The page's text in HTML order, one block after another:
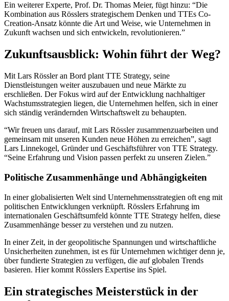
Ein weiterer Experte, Prof. Dr. Thomas Meier, fügt hinzu: “Die
Kombination aus Rösslers strategischem Denken und TTEs Co-
Creation-Ansatz könnte die Art und Weise, wie Unternehmen in
Zukunft wachsen und sich entwickeln, revolutionieren.”
Zukunftsausblick: Wohin führt der Weg?
Mit Lars Rössler an Bord plant TTE Strategy, seine
Dienstleistungen weiter auszubauen und neue Märkte zu
erschließen. Der Fokus wird auf der Entwicklung nachhaltiger
Wachstumsstrategien liegen, die Unternehmen helfen, sich in einer
sich ständig verändernden Wirtschaftswelt zu behaupten.
“Wir freuen uns darauf, mit Lars Rössler zusammenzuarbeiten und
gemeinsam mit unseren Kunden neue Höhen zu erreichen”, sagt
Lars Linnekogel, Gründer und Geschäftsführer von TTE Strategy.
“Seine Erfahrung und Vision passen perfekt zu unseren Zielen.”
Politische Zusammenhänge und Abhängigkeiten
In einer globalisierten Welt sind Unternehmensstrategien oft eng mit
politischen Entwicklungen verknüpft. Rösslers Erfahrung im
internationalen Geschäftsumfeld könnte TTE Strategy helfen, diese
Zusammenhänge besser zu verstehen und zu nutzen.
In einer Zeit, in der geopolitische Spannungen und wirtschaftliche
Unsicherheiten zunehmen, ist es für Unternehmen wichtiger denn je,
über fundierte Strategien zu verfügen, die auf globalen Trends
basieren. Hier kommt Rösslers Expertise ins Spiel.
Ein strategisches Meisterstück in der